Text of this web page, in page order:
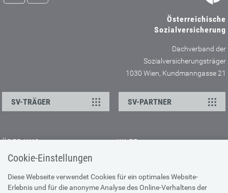
Cookie-Einstellungen
Diese Webseite verwendet Cookies für ein optimales Website-
Erlebnis und für die anonyme Analyse des Online-Verhaltens der
Österreichische
Sozialversicherung
Dachverband der
Sozialversicherungsträger
1030 Wien, Kundmanngasse 21
SV-TRÄGER SV-PARTNER
ÜBER UNS
Kontakt
Offene Stellen
Presse
HILFE
Browser-Info & Sicherheit
Hilfe zur Suche